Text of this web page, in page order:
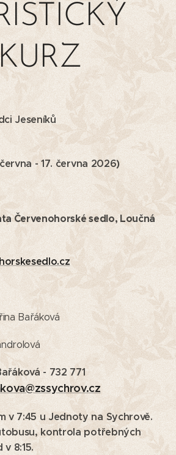
Jeseníků
- 17. června 2026)
Červenohorské sedlo, Loučná
Bařáková
- 732 771
v 7:45 u Jednoty na Sychrově.
kontrola potřebných
8:15.